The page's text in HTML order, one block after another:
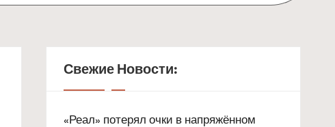
Свежие Новости:
«Реал» потерял очки в напряжённом